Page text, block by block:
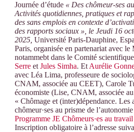
Journée d’étude « Des chômeur-ses
Activités quotidiennes, pratiques et
des sans emplois en contexte
des rapports sociaux », le Jeudi 16
2025, Université Paris-Dauphine,
Paris, organisée en partenariat avec le
notammebt dans le Comité
Serre et Jules Simha. Et Aurélie
avec Léa Lima, professeure de
CNAM, associée au CEET), Carole
économiste (Lise, CNAM, associée
« Chômage et (inter)dépendance. Les
chômeur·ses au prisme de
Programme JE Chômeurs·es au travail
Inscription obligatoire à l’adresse